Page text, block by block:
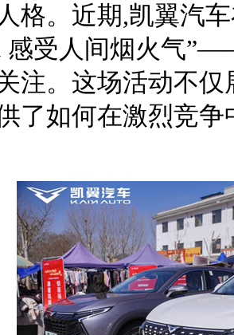
格。近期,凯翼汽
感受人间烟火气
注。这场活动不
了如何在激烈竞